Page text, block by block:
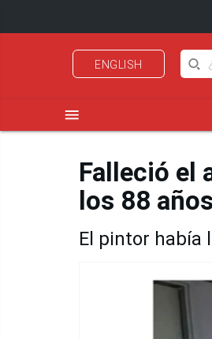
ENGLISH
menu
Falleció el
los 88 años
El pintor había